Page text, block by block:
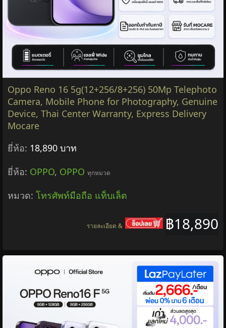
Oppo Reno 16 5g(12+256/8+256) 50Mp Telephoto
Camera, Mobile Phone for Photography, Genuine
Device, Thai Center Warranty, Express Delivery
Mocare
ยี่ห้อ: 18,890 บาท
ยี่ห้อ: OPPO, OPPO ทุกหมวด
หมวด: โทรศัพท์มือถือ แท็บเล็ต
฿18,890
รายละเอียด &